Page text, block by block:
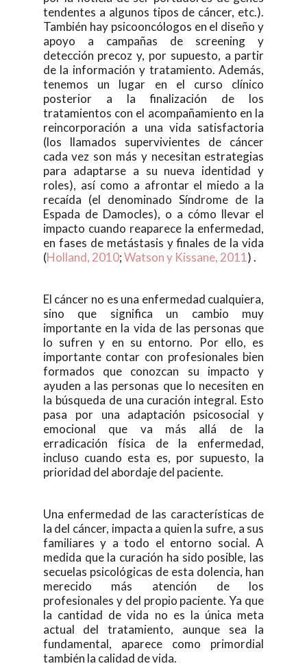
tendentes a algunos tipos de cáncer, etc.).
También hay psicooncólogos en el diseño y
apoyo a campañas de screening y
detección precoz y, por supuesto, a partir
de la información y tratamiento. Además,
tenemos un lugar en el curso clínico
posterior a la finalización de los
tratamientos con el acompañamiento en la
reincorporación a una vida satisfactoria
(los llamados supervivientes de cáncer
cada vez son más y necesitan estrategias
para adaptarse a su nueva identidad y
roles), así como a afrontar el miedo a la
recaída (el denominado Síndrome de la
Espada de Damocles), o a cómo llevar el
impacto cuando reaparece la enfermedad,
en fases de metástasis y finales de la vida
(Holland, 2010;Watson y Kissane, 2011 ) .
El cáncer no es una enfermedad cualquiera,
sino que significa un cambio muy
importante en la vida de las personas que
lo sufren y en su entorno. Por ello, es
importante contar con profesionales bien
formados que conozcan su impacto y
ayuden a las personas que lo necesiten en
la búsqueda de una curación integral. Esto
pasa por una adaptación psicosocial y
emocional que va más allá de la
erradicación física de la enfermedad,
incluso cuando esta es, por supuesto, la
prioridad del abordaje del paciente.
Una enfermedad de las características de
la del cáncer, impacta a quien la sufre, a sus
familiares y a todo el entorno social. A
medida que la curación ha sido posible, las
secuelas psicológicas de esta dolencia, han
merecido más atención de los
profesionales y del propio paciente. Ya que
la cantidad de vida no es la única meta
actual del tratamiento, aunque sea la
fundamental, aparece como primordial
también la calidad de vida.